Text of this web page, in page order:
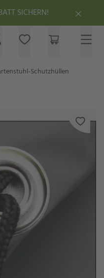
SICHERN!
Schutzhüllen